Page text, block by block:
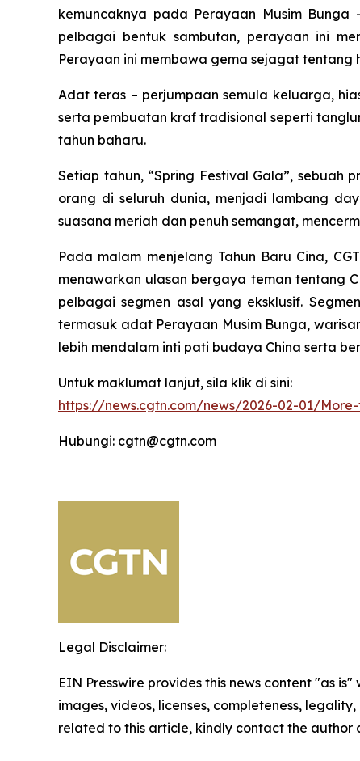
kemuncaknya pada Perayaan Musim
pelbagai bentuk sambutan, perayaan ini
Perayaan ini membawa gema sejagat
Adat teras – perjumpaan semula keluarga,
serta pembuatan kraf tradisional seperti
tahun baharu.
Setiap tahun, “Spring Festival Gala”, sebuah
orang di seluruh dunia, menjadi lambang
suasana meriah dan penuh semangat,
Pada malam menjelang Tahun Baru Cina,
menawarkan ulasan bergaya teman tentang
pelbagai segmen asal yang eksklusif.
termasuk adat Perayaan Musim Bunga,
lebih mendalam inti pati budaya China serta
Untuk maklumat lanjut, sila klik di sini:
https://news.cgtn.com/news/2026-02-01/
Hubungi: cgtn@cgtn.com
Legal Disclaimer:
EIN Presswire provides this news content "as
images, videos, licenses, completeness,
related to this article, kindly contact the author